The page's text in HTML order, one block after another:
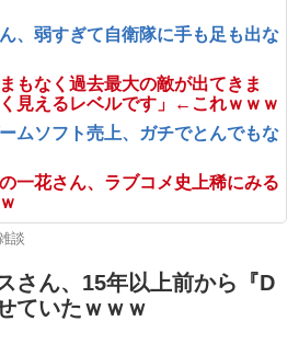
、弱すぎて自衛隊に手も足も出な
もなく過去最大の敵が出てきま
見えるレベルです」←これｗｗｗ
ムソフト売上、ガチでとんでもな
一花さん、ラブコメ史上稀にみる
談
さん、15年以上前から『D
ていたｗｗｗ